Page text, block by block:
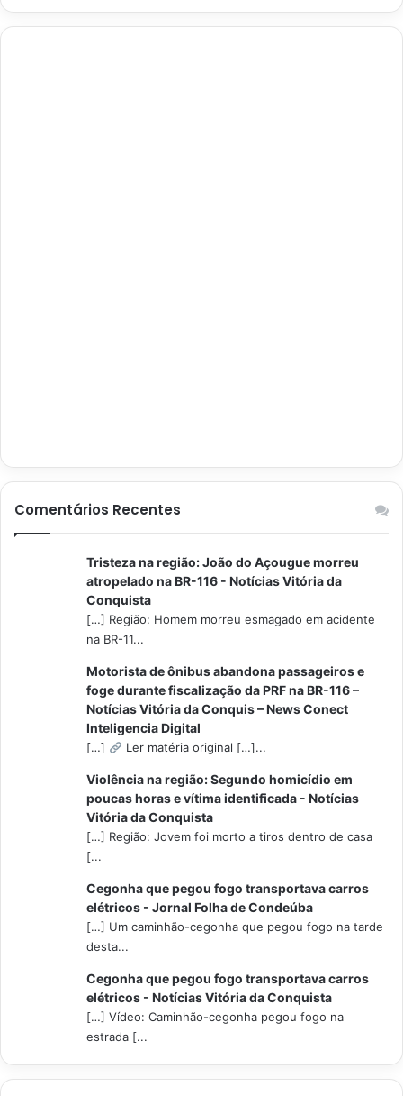
Comentários Recentes
Tristeza na região: João do Açougue morreu
atropelado na BR-116 - Notícias Vitória da
Conquista
[…] Região: Homem morreu esmagado em acidente
na BR-11...
Motorista de ônibus abandona passageiros e
foge durante fiscalização da PRF na BR-116 –
Notícias Vitória da Conquis – News Conect
Inteligencia Digital
[…] Ler matéria original […]...
Violência na região: Segundo homicídio em
poucas horas e vítima identificada - Notícias
Vitória da Conquista
[…] Região: Jovem foi morto a tiros dentro de casa
[...
Cegonha que pegou fogo transportava carros
elétricos - Jornal Folha de Condeúba
[…] Um caminhão-cegonha que pegou fogo na tarde
desta...
Cegonha que pegou fogo transportava carros
elétricos - Notícias Vitória da Conquista
[…] Vídeo: Caminhão-cegonha pegou fogo na
estrada [...